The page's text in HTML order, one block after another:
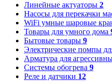
Линейные актуаторы 2
Насосы для перекачки
WiFi умные шаровые
Товары для умного дома
Бытовые товары 9
Электрические помпы
Арматура для
Системы обогрева 9
Реле и датчики 12